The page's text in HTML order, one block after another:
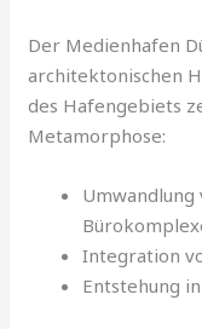
Der Medienhafen
architektonischen
des Hafengebiets
Metamorphose:
Integration
Entstehung